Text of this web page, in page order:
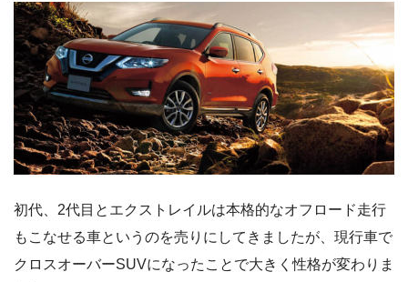
初代、2代目とエクストレイルは本格的なオフロード走行
もこなせる車というのを売りにしてきましたが、現行車で
クロスオーバーSUVになったことで大きく性格が変わりま